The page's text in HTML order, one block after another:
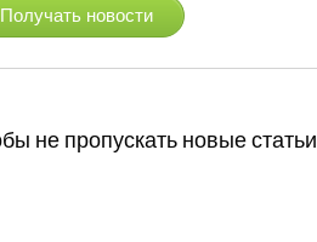
не пропускать новые статьи